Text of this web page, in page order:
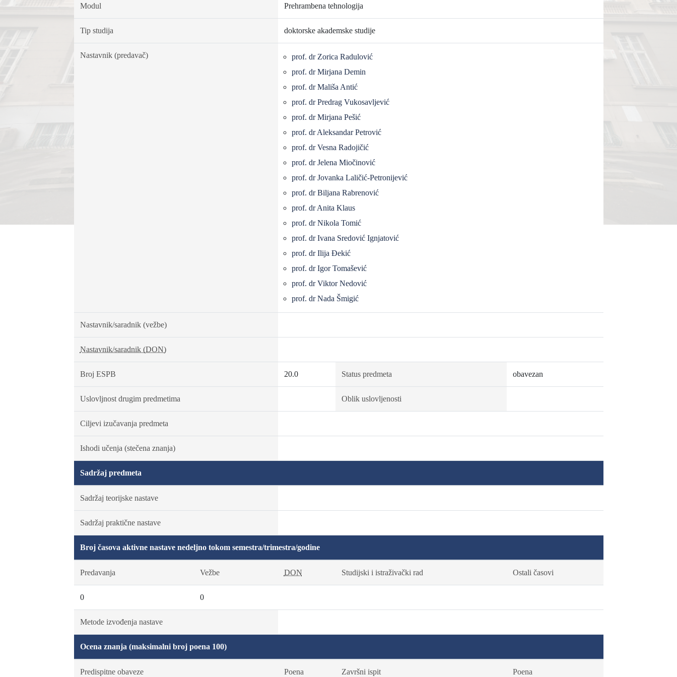
Modul Prehrambena tehnologija
Tip studija doktorske akademske studije
Nastavnik (predavač)
prof. dr Zorica Radulović
prof. dr Mirjana Demin
prof. dr Mališa Antić
prof. dr Predrag Vukosavljević
prof. dr Mirjana Pešić
prof. dr Aleksandar Petrović
prof. dr Vesna Radojičić
prof. dr Jelena Miočinović
prof. dr Jovanka Laličić-Petronijević
prof. dr Biljana Rabrenović
prof. dr Anita Klaus
prof. dr Nikola Tomić
prof. dr Ivana Sredović Ignjatović
prof. dr Ilija Đekić
prof. dr Igor Tomašević
prof. dr Viktor Nedović
prof. dr Nada Šmigić
Nastavnik/saradnik (vežbe)
Nastavnik/saradnik (DON)
Broj ESPB 20.0 Status predmeta obavezan
Uslovljnost drugim predmetima Oblik uslovljenosti
Ciljevi izučavanja predmeta
Ishodi učenja (stečena znanja)
Sadržaj predmeta
Sadržaj teorijske nastave
Sadržaj praktične nastave
Broj časova aktivne nastave nedeljno tokom semestra/trimestra/godine
Predavanja Vežbe DON Studijski i istraživački rad Ostali časovi
0 0
Metode izvođenja nastave
Ocena znanja (maksimalni broj poena 100)
Predispitne obaveze Poena Završni ispit Poena